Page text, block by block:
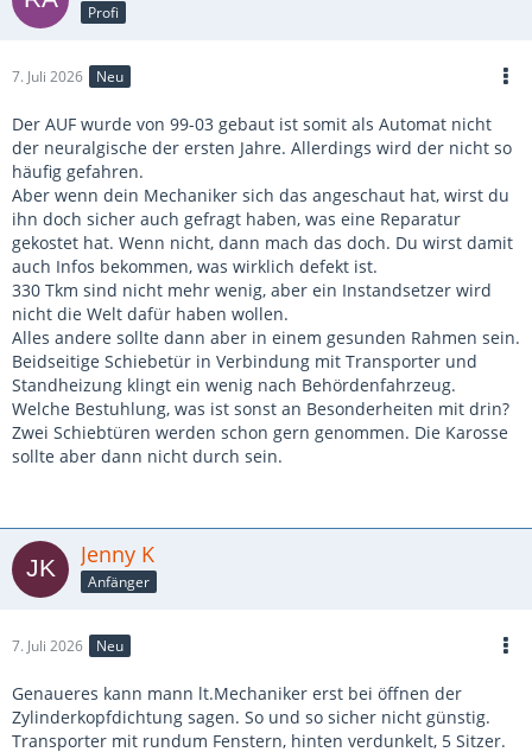
Profi
7. Juli 2026 Neu
Der AUF wurde von 99-03 gebaut ist somit als Automat nicht
der neuralgische der ersten Jahre. Allerdings wird der nicht so
häufig gefahren.
Aber wenn dein Mechaniker sich das angeschaut hat, wirst du
ihn doch sicher auch gefragt haben, was eine Reparatur
gekostet hat. Wenn nicht, dann mach das doch. Du wirst damit
auch Infos bekommen, was wirklich defekt ist.
330 Tkm sind nicht mehr wenig, aber ein Instandsetzer wird
nicht die Welt dafür haben wollen.
Alles andere sollte dann aber in einem gesunden Rahmen sein.
Beidseitige Schiebetür in Verbindung mit Transporter und
Standheizung klingt ein wenig nach Behördenfahrzeug.
Welche Bestuhlung, was ist sonst an Besonderheiten mit drin?
Zwei Schiebtüren werden schon gern genommen. Die Karosse
sollte aber dann nicht durch sein.
Jenny K
Anfänger
7. Juli 2026 Neu
Genaueres kann mann lt.Mechaniker erst bei öffnen der
Zylinderkopfdichtung sagen. So und so sicher nicht günstig.
Transporter mit rundum Fenstern, hinten verdunkelt, 5 Sitzer.